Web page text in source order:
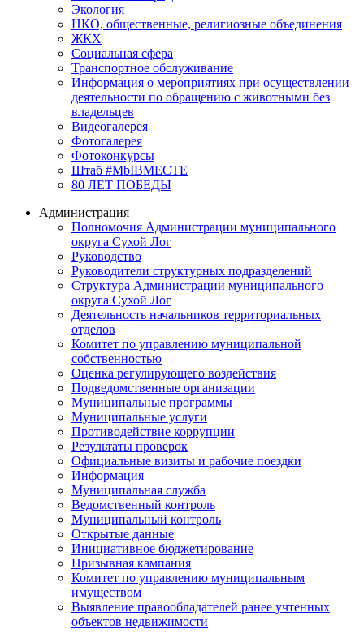
Экология
НКО, общественные, религиозные объединения
ЖКХ
Социальная сфера
Транспортное обслуживание
Информация о мероприятиях при осуществлении
деятельности по обращению с животными без
владельцев
Видеогалерея
Фотогалерея
Фотоконкурсы
Штаб #MbIBMECTE
80 ЛЕТ ПОБЕДЫ
Администрация
Полномочия Администрации муниципального
округа Сухой Лог
Руководство
Руководители структурных подразделений
Структура Администрации муниципального
округа Сухой Лог
Деятельность начальников территориальных
отделов
Комитет по управлению муниципальной
собственностью
Оценка регулирующего воздействия
Подведомственные организации
Муниципальные программы
Муниципальные услуги
Противодействие коррупции
Результаты проверок
Официальные визиты и рабочие поездки
Информация
Муниципальная служба
Ведомственный контроль
Муниципальный контроль
Открытые данные
Инициативное бюджетирование
Призывная кампания
Комитет по управлению муниципальным
имуществом
Выявление правообладателей ранее учтенных
объектов недвижимости